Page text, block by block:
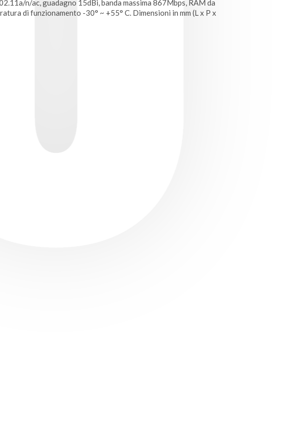
n/ac, guadagno 15dBi, banda massima 867Mbps, RAM da
di funzionamento -30° ~ +55° C. Dimensioni in mm (L x P x